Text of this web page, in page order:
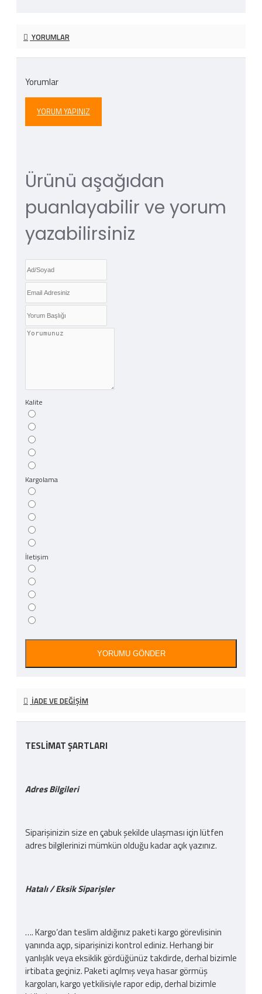
YORUMLAR
Yorumlar
YORUM YAPINIZ
Ürünü aşağıdan
puanlayabilir ve yorum
yazabilirsiniz
Kalite
Kargolama
İletişim
YORUMU GÖNDER
İADE VE DEĞIŞIM
TESLİMAT ŞARTLARI
Adres Bilgileri
Siparişinizin size en çabuk şekilde ulaşması için lütfen
adres bilgilerinizi mümkün olduğu kadar açık yazınız.
Hatalı / Eksik Siparişler
…. Kargo‘dan teslim aldığınız paketi kargo görevlisinin
yanında açıp, siparişinizi kontrol ediniz. Herhangi bir
yanlışlık veya eksiklik gördüğünüz takdirde, derhal bizimle
irtibata geçiniz. Paketi açılmış veya hasar görmüş
kargoları, kargo yetkilisiyle rapor edip, derhal bizimle